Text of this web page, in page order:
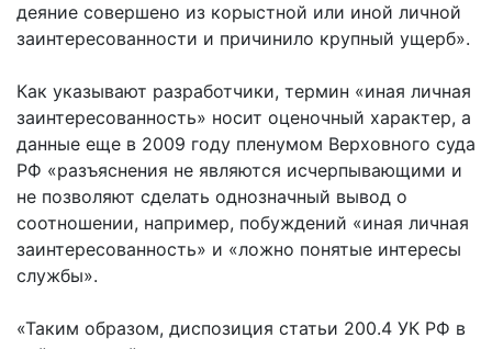
деяние совершено из корыстной или иной личной
заинтересованности и причинило крупный ущерб».
Как указывают разработчики, термин «иная личная
заинтересованность» носит оценочный характер, а
данные еще в 2009 году пленумом Верховного суда
РФ «разъяснения не являются исчерпывающими и
не позволяют сделать однозначный вывод о
соотношении, например, побуждений «иная личная
заинтересованность» и «ложно понятые интересы
службы».
«Таким образом, диспозиция статьи 200.4 УК РФ в